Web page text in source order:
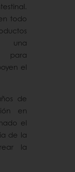
todo
una
para
el
de
en
el
de la
la